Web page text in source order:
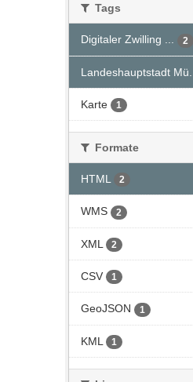
Tags
Digitaler Zwilling ... 2
Landeshauptstadt Mü...
Karte 1
Formate
HTML 2
WMS 2
XML 2
CSV 1
GeoJSON 1
KML 1